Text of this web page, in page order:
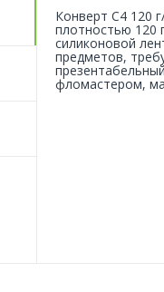
Конверт C4 120
плотностью 120
силиконовой
предметов,
фломастером,